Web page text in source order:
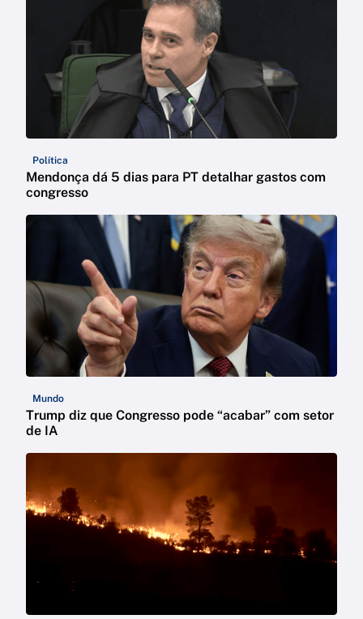
Política
Mendonça dá 5 dias para PT detalhar gastos com
congresso
Mundo
Trump diz que Congresso pode “acabar” com setor
de IA